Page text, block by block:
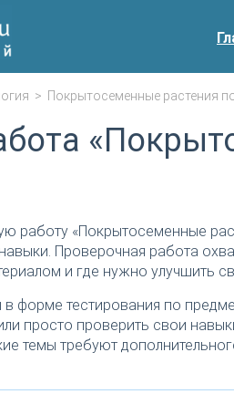
> Покрытосеменные растения
работу «Покрытосеменные
Проверочная работа
и где нужно улучшить
форме тестирования по
просто проверить свои
темы требуют